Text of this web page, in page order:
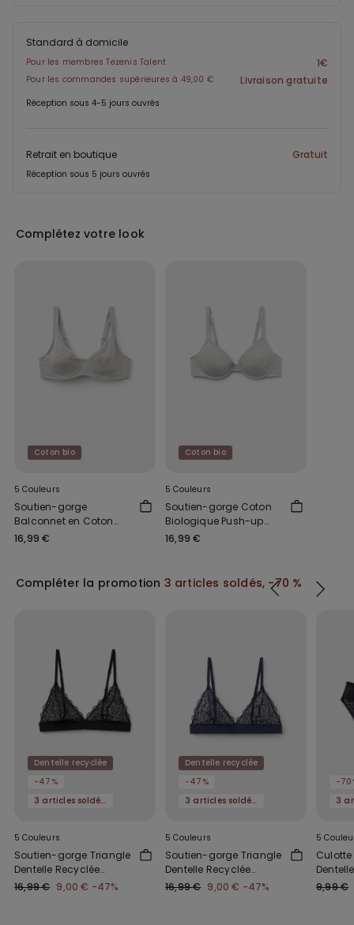
Standard à domicile
Pour les membres Tezenis Talent 1€
Pour les commandes supérieures à 49,00 € Livraison gratuite
Réception sous 4-5 jours ouvrés
Retrait en boutique Gratuit
Réception sous 5 jours ouvrés
Complétez votre look
Coton bio
5 Couleurs
Soutien-gorge
Balconnet en Coton
Biologique Paris
16,99 €
Coton bio
5 Couleurs
Soutien-gorge Coton
Biologique Push-up
Athens
16,99 €
Compléter la promotion 3 articles soldés, -70 %
Dentelle recyclée
-47%
3 articles soldés, -70 %
5 Couleurs
Soutien-gorge Triangle
Dentelle Recyclée
Lisbon
16,99 € 9,00 € -47%
Dentelle recyclée
-47%
3 articles soldés, -70 %
5 Couleurs
Soutien-gorge Triangle
Dentelle Recyclée
Lisbon
16,99 € 9,00 € -47%
-
5
Dentelle
9,99 €